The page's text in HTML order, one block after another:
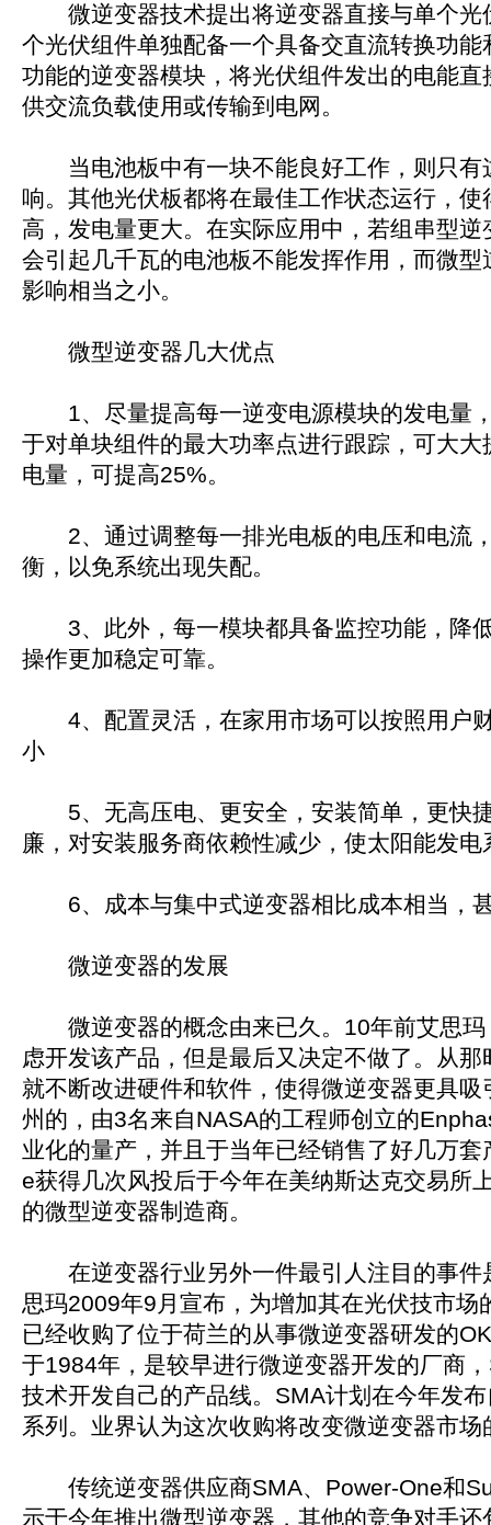
微逆变器技术提出将逆变器直接与单个光
个光伏组件单独配备一个具备交直流转换功能
功能的逆变器模块，将光伏组件发出的电能直
供交流负载使用或传输到电网。
当电池板中有一块不能良好工作，则只有
响。其他光伏板都将在最佳工作状态运行，
高，发电量更大。在实际应用中，若组串型
会引起几千瓦的电池板不能发挥作用，而微型
影响相当之小。
微型逆变器几大优点
1、尽量提高每一逆变电源模块的发电量
于对单块组件的最大功率点进行跟踪，可大大
电量，可提高25%。
2、通过调整每一排光电板的电压和电流
衡，以免系统出现失配。
3、此外，每一模块都具备监控功能，降
操作更加稳定可靠。
4、配置灵活，在家用市场可以按照用户
小
5、无高压电、更安全，安装简单，更快
廉，对安装服务商依赖性减少，使太阳能发电
6、成本与集中式逆变器相比成本相当，
微逆变器的发展
微逆变器的概念由来已久。10年前艾思玛
虑开发该产品，但是最后又决定不做了。从
就不断改进硬件和软件，使得微逆变器更具
州的，由3名来自NASA的工程师创立的
业化的量产，并且于当年已经销售了好几万
e获得几次风投后于今年在美纳斯达克交易所
的微型逆变器制造商。
在逆变器行业另外一件最引人注目的事件
思玛2009年9月宣布，为增加其在光伏技市场
已经收购了位于荷兰的从事微逆变器研发的
于1984年，是较早进行微逆变器开发的厂商
技术开发自己的产品线。SMA计划在今年发
系列。业界认为这次收购将改变微逆变器市场
传统逆变器供应商SMA、Power-One和
示于今年推出微型逆变器，其他的竞争对手